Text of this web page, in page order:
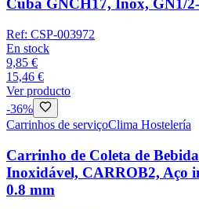
Cuba GNCH17, Inox, GN1/
Ref: CSP-003972
En stock
9,85 €
15,46 €
Ver producto
-36%
Carrinhos de serviçoClima Hostelería
Carrinho de Coleta de
Inoxidável, CARROB2, Aço
0.8 mm